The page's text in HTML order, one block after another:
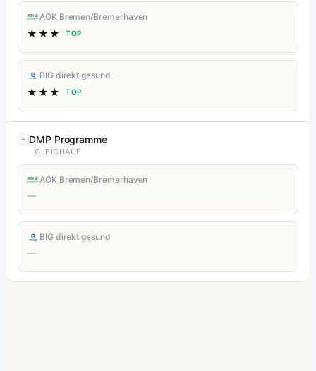
AOK Bremen/Bremerhaven
★★★ TOP
BIG direkt gesund
★★★ TOP
DMP Programme
GLEICHAUF
AOK Bremen/Bremerhaven
—
BIG direkt gesund
—